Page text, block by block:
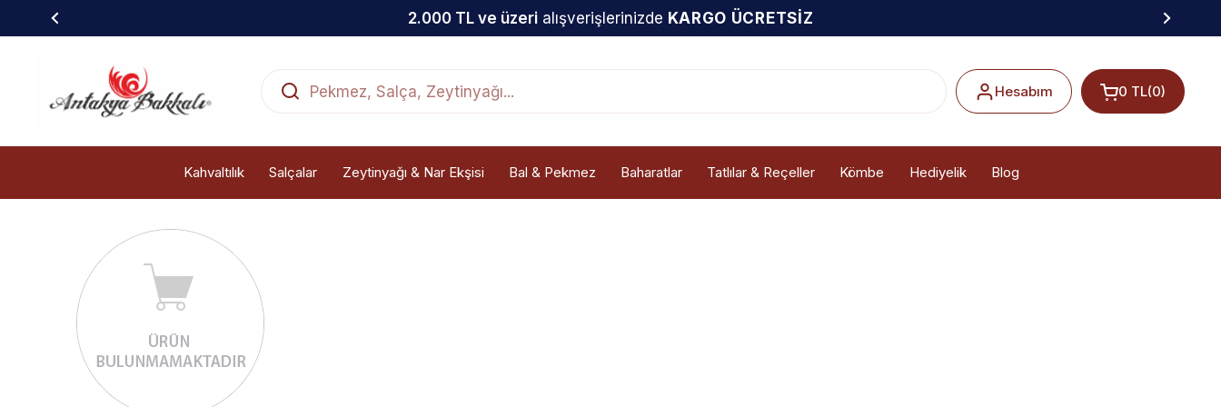
2.000 TL ve üzerialışverişlerinizde KARGO ÜCRETSİZ
Hesabım 0 TL(0)
Kahvaltılık Salçalar Zeytinyağı & Nar Ekşisi Bal & Pekmez Baharatlar Tatlılar & Reçeller Kömbe Hediyelik Blog